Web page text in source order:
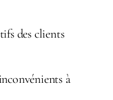
des clients
à